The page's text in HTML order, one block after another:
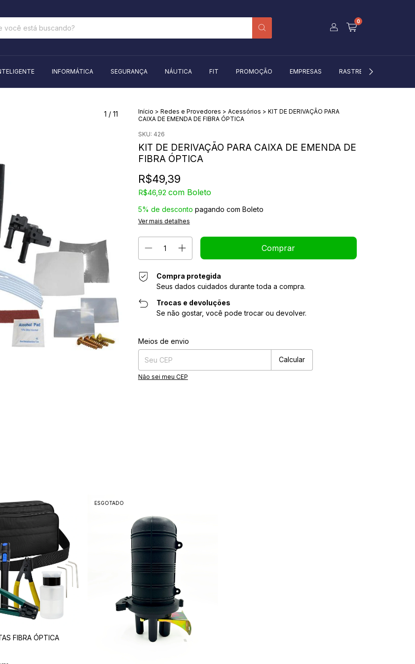
0
INFORMÁTICA SEGURANÇA NÁUTICA FIT PROMOÇÃO EMPRESAS RASTREIO
1 / 11 Início > Redes e Provedores > Acessórios > KIT DE DERIVAÇÃO PARA
CAIXA DE EMENDA DE FIBRA ÓPTICA
SKU: 426
KIT DE DERIVAÇÃO PARA CAIXA DE EMENDA DE
FIBRA ÓPTICA
R$49,39
R$46,92 com Boleto
5% de desconto pagando com Boleto
Ver mais detalhes
Compra protegida
Seus dados cuidados durante toda a compra.
Trocas e devoluções
Se não gostar, você pode trocar ou devolver.
Entregas para o CEP:
Meios de envio
Calcular
Não sei meu CEP
FIBRA ÓPTICA
ESGOTADO